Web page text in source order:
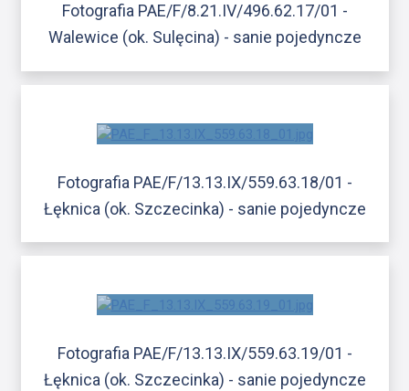
Fotografia PAE/F/8.21.IV/496.62.17/01 -
Walewice (ok. Sulęcina) - sanie pojedyncze
Fotografia PAE/F/13.13.IX/559.63.18/01 -
Łęknica (ok. Szczecinka) - sanie pojedyncze
Fotografia PAE/F/13.13.IX/559.63.19/01 -
Łęknica (ok. Szczecinka) - sanie pojedyncze